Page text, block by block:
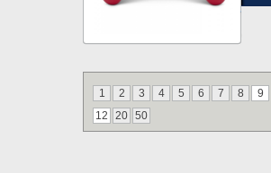
1 2 3 4 5 6 7 8
9
12
20 50